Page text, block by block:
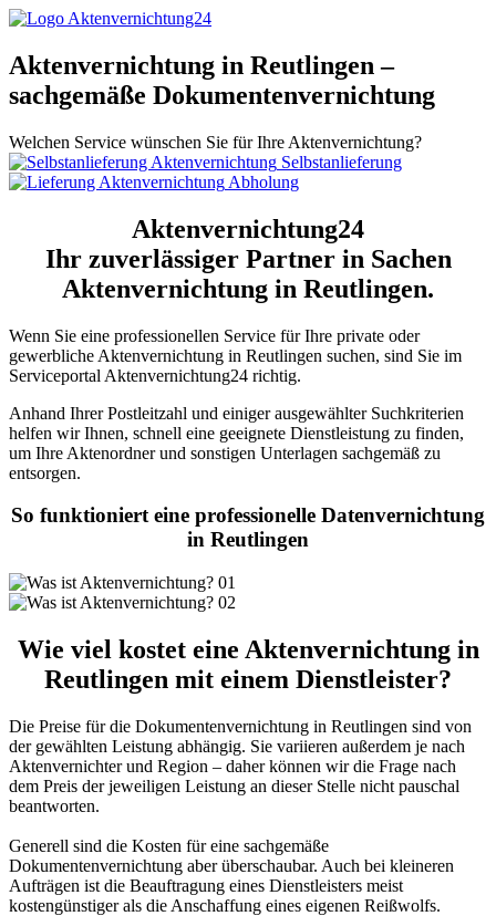
Aktenvernichtung in Reutlingen –
sachgemäße Dokumentenvernichtung
Welchen Service wünschen Sie für Ihre Aktenvernichtung?
Selbstanlieferung
Abholung
Aktenvernichtung24
Ihr zuverlässiger Partner in Sachen
Aktenvernichtung in Reutlingen.
Wenn Sie eine professionellen Service für Ihre private oder
gewerbliche Aktenvernichtung in Reutlingen suchen, sind Sie im
Serviceportal Aktenvernichtung24 richtig.
Anhand Ihrer Postleitzahl und einiger ausgewählter Suchkriterien
helfen wir Ihnen, schnell eine geeignete Dienstleistung zu finden,
um Ihre Aktenordner und sonstigen Unterlagen sachgemäß zu
entsorgen.
So funktioniert eine professionelle Datenvernichtung
in Reutlingen
Wie viel kostet eine Aktenvernichtung in
Reutlingen mit einem Dienstleister?
Die Preise für die Dokumentenvernichtung in Reutlingen sind von
der gewählten Leistung abhängig. Sie variieren außerdem je nach
Aktenvernichter und Region – daher können wir die Frage nach
dem Preis der jeweiligen Leistung an dieser Stelle nicht pauschal
beantworten.
Generell sind die Kosten für eine sachgemäße
Dokumentenvernichtung aber überschaubar. Auch bei kleineren
Aufträgen ist die Beauftragung eines Dienstleisters meist
kostengünstiger als die Anschaffung eines eigenen Reißwolfs.